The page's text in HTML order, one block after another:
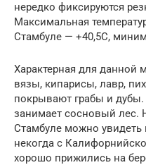
нередко фиксируются
Максимальная
Стамбуле — +40,5С,
Характерная для данной
вязы, кипарисы, лавр,
покрывают грабы и
занимает сосновый лес.
Стамбуле можно
некогда с
хорошо прижились на